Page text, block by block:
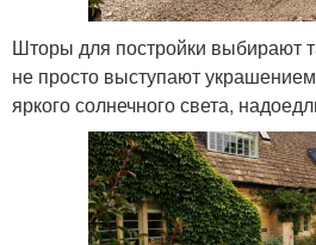
Шторы для постройки выбирают
не просто выступают
яркого солнечного света,